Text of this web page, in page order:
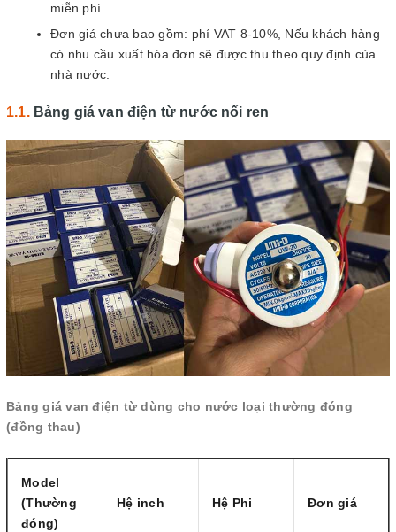
miễn phí.
Đơn giá chưa bao gồm: phí VAT 8-10%, Nếu khách hàng
có nhu cầu xuất hóa đơn sẽ được thu theo quy định của
nhà nước.
Bảng giá van điện từ nước nối ren
Bảng giá van điện từ dùng cho nước loại thường đóng
(đồng thau)
Model
(Thường
đóng)
Hệ inch Hệ Phi Đơn giá